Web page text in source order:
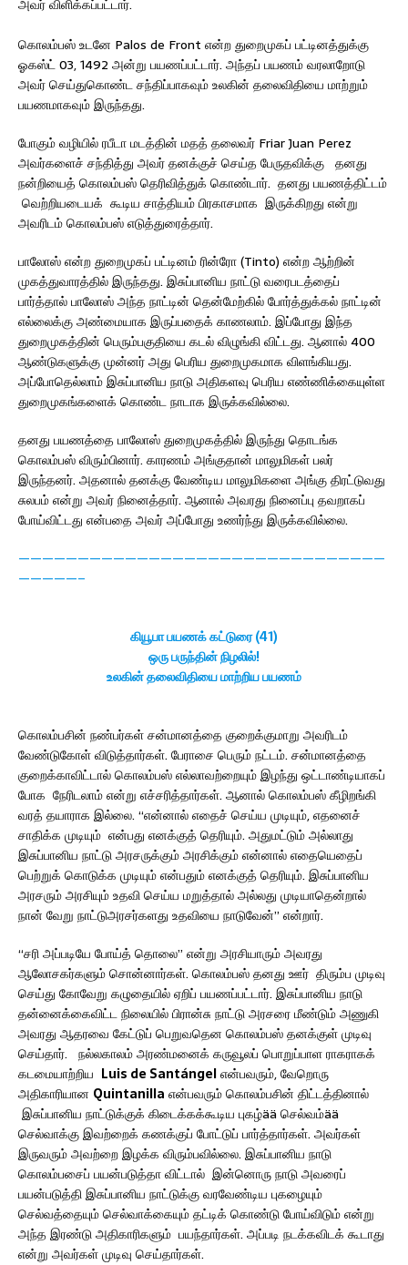
அவர் விளிக்கப்பட்டார்.
கொலம்பஸ் உடனே Palos de Front என்ற துறைமுகப் பட்டினத்துக்கு
ஓகஸ்ட் 03, 1492 அன்று பயணப்பட்டார். அந்தப் பயணம் வரலாறோடு
அவர் செய்துகொண்ட சந்திப்பாகவும் உலகின் தலைவிதியை மாற்றும்
பயணமாகவும் இருந்தது.
போகும் வழியில் ரபீடா மடத்தின் மதத் தலைவர் Friar Juan Perez
அவர்களைச் சந்தித்து அவர் தனக்குச் செய்த பேருதவிக்கு தனது
நன்றியைத் கொலம்பஸ் தெரிவித்துக் கொண்டார். தனது பயணத்திட்டம்
வெற்றியடையக் கூடிய சாத்தியம் பிரகாசமாக இருக்கிறது என்று
அவரிடம் கொலம்பஸ் எடுத்துரைத்தார்.
பாலோஸ் என்ற துறைமுகப் பட்டினம் ரின்ரோ (Tinto) என்ற ஆற்றின்
முகத்துவாரத்தில் இருந்தது. இசுப்பானிய நாட்டு வரைபடத்தைப்
பார்த்தால் பாலோஸ் அந்த நாட்டின் தென்மேற்கில் போர்த்துக்கல் நாட்டின்
எல்லைக்கு அண்மையாக இருப்பதைக் காணலாம். இப்போது இந்த
துறைமுகத்தின் பெரும்பகுதியை கடல் விழுங்கி விட்டது. ஆனால் 400
ஆண்டுகளுக்கு முன்னர் அது பெரிய துறைமுகமாக விளங்கியது.
அப்போதெல்லாம் இசுப்பானிய நாடு அதிகளவு பெரிய எண்ணிக்கையுள்ள
துறைமுகங்களைக் கொண்ட நாடாக இருக்கவில்லை.
தனது பயணத்தை பாலோஸ் துறைமுகத்தில் இருந்து தொடங்க
கொலம்பஸ் விரும்பினார். காரணம் அங்குதான் மாலுமிகள் பலர்
இருந்தனர். அதனால் தனக்கு வேண்டிய மாலுமிகளை அங்கு திரட்டுவது
சுலபம் என்று அவர் நினைத்தார். ஆனால் அவரது நினைப்பு தவறாகப்
போய்விட்டது என்பதை அவர் அப்போது உணர்ந்து இருக்கவில்லை.
———————————————————————————————
—————–
கியூபா பயணக் கட்டுரை (41)
ஒரு பருந்தின் நிழலில்!
உலகின் தலைவிதியை மாற்றிய பயணம்
கொலம்பசின் நண்பர்கள் சன்மானத்தை குறைக்குமாறு அவரிடம்
வேண்டுகோள் விடுத்தார்கள். பேராசை பெரும் நட்டம். சன்மானத்தை
குறைக்காவிட்டால் கொலம்பஸ் எல்லாவற்றையும் இழந்து ஒட்டாண்டியாகப்
போக நேரிடலாம் என்று எச்சரித்தார்கள். ஆனால் கொலம்பஸ் கீழிறங்கி
வரத் தயாராக இல்லை. “என்னால் எதைச் செய்ய முடியும், எதனைச்
சாதிக்க முடியும் என்பது எனக்குத் தெரியும். அதுமட்டும் அல்லாது
இசுப்பானிய நாட்டு அரசருக்கும் அரசிக்கும் என்னால் எதையெதைப்
பெற்றுக் கொடுக்க முடியும் என்பதும் எனக்குத் தெரியும். இசுப்பானிய
அரசரும் அரசியும் உதவி செய்ய மறுத்தால் அல்லது முடியாதென்றால்
நான் வேறு நாட்டுஅரசர்களது உதவியை நாடுவேன்” என்றார்.
“சரி அப்படியே போய்த் தொலை” என்று அரசியாரும் அவரது
ஆலோசகர்களும் சொன்னார்கள். கொலம்பஸ் தனது ஊர் திரும்ப முடிவு
செய்து கோவேறு கழுதையில் ஏறிப் பயணப்பட்டார். இசுப்பானிய நாடு
தன்னைக்கைவிட்ட நிலையில் பிரான்சு நாட்டு அரசரை மீண்டும் அணுகி
அவரது ஆதரவை கேட்டுப் பெறுவதென கொலம்பஸ் தனக்குள் முடிவு
செய்தார். நல்லகாலம் அரண்மனைக் கருவூலப் பொறுப்பாள ராகராகக்
கடமையாற்றிய Luis de Santángelஎன்பவரும், வேறொரு
அதிகாரியான Quintanilla என்பவரும் கொலம்பசின் திட்டத்தினால்
இசுப்பானிய நாட்டுக்குக் கிடைக்கக்கூடிய புகழ்ää செல்வம்ää
செல்வாக்கு இவற்றைக் கணக்குப் போட்டுப் பார்த்தார்கள். அவர்கள்
இருவரும் அவற்றை இழக்க விரும்பவில்லை. இசுப்பானிய நாடு
கொலம்பசைப் பயன்படுத்தா விட்டால் இன்னொரு நாடு அவரைப்
பயன்படுத்தி இசுப்பானிய நாட்டுக்கு வரவேண்டிய புகழையும்
செல்வத்தையும் செல்வாக்கையும் தட்டிக் கொண்டு போய்விடும் என்று
அந்த இரண்டு அதிகாரிகளும் பயந்தார்கள். அப்படி நடக்கவிடக் கூடாது
என்று அவர்கள் முடிவு செய்தார்கள்.